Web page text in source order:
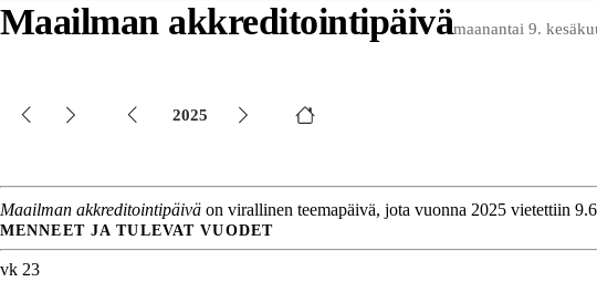
Maailman akkreditointipäivämaanantai 9.
2025
Maailman akkreditointipäivä on virallinen teemapäivä, jota vuonna 2025 vietettiin
MENNEET JA TULEVAT VUODET
vk 23